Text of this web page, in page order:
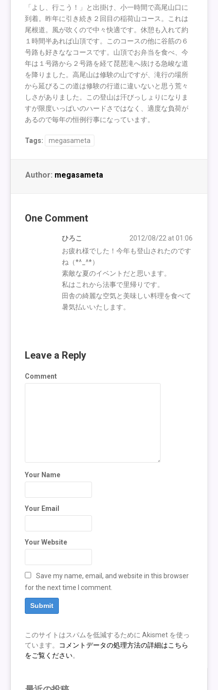
「よし、行こう！」と出掛け、小一時間で高尾山口に
到着。昨年に引き続き２回目の稲荷山コース。これは
尾根道。風が吹くので中々快適です。休憩も入れて約
１時間半あれば山頂です。このコースの他に谷筋の６
号路も好きななコースです。山頂でお弁当を食べ、今
年は１号路から２号路を経て琵琶滝へ抜ける急峻な道
を降りました。高尾山は修験の山ですが、滝行の場所
から延びるこの道は修験の行道に違いないと思う荒々
しさがありました。この登山は汗びっしょりになりま
すが限度いっぱいのハードさではなく、適度な負荷が
あるので毎年の恒例行事になっています。
Tags: megasameta
Author: megasameta
One Comment
ひろこ
2012/08/22 at 01:06
お疲れ様でした！今年も登山されたのです
ね（*^_^*）
素敵な夏のイベントだと思います。
私はこれから法事で里帰りです。
田舎の綺麗な空気と美味しい料理を食べて
暑気払いいたします。
Leave a Reply
Comment
Your Name
Your Email
Your Website
Save my name, email, and website in this browser
for the next time I comment.
このサイトはスパムを低減するために Akismet を使っ
ています。 コメントデータの処理方法の詳細はこちら
をご覧ください。